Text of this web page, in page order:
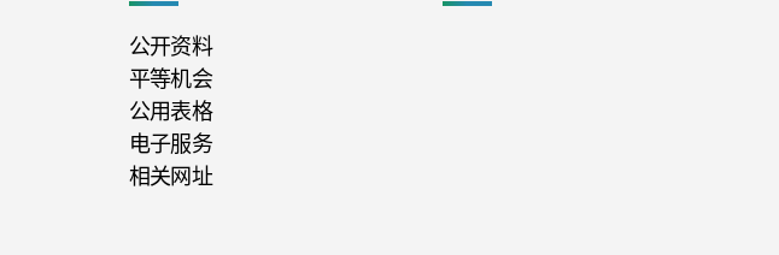
公开资料
平等机会
公用表格
电子服务
相关网址